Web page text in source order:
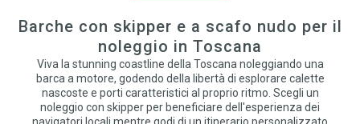
Barche con skipper e a scafo nudo per il
noleggio in Toscana
Viva la stunning coastline della Toscana noleggiando una
barca a motore, godendo della libertà di esplorare calette
nascoste e porti caratteristici al proprio ritmo. Scegli un
noleggio con skipper per beneficiare dell'esperienza dei